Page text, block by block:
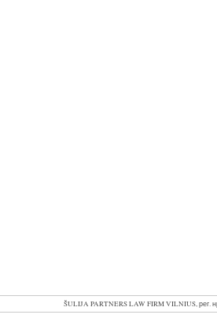
ŠULIJA PARTNERS LAW FIRM VILNIUS,